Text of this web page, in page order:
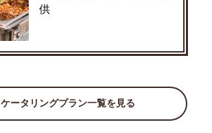
供
ケータリングプラン一覧を見る